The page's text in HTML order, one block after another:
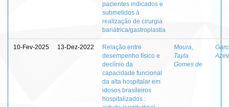
pacientes indicados e
submetidos à
realização de cirurgia
bariátrica/gastroplastia
10-Fev-2025 13-Dez-2022
Relação entre
desempenho físico e
declínio da
capacidade funcional
da alta hospitalar em
idosos brasileiros
hospitalizados :
Moura,
Tayla
Gomes de